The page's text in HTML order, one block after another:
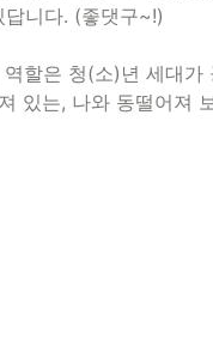
니다. (좋댓구~!)
할은 청(소)년 세대가
있는, 나와 동떨어져